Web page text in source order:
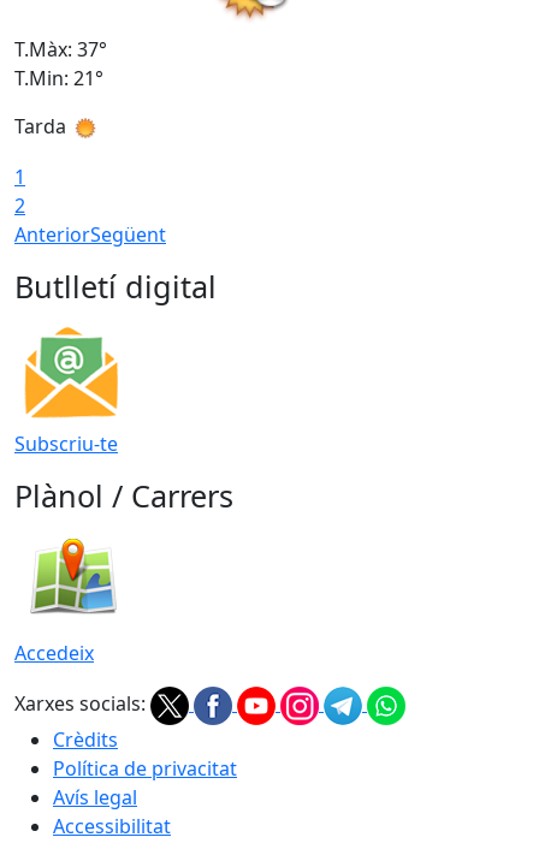
T.Màx: 37°
T.Min: 21°
Tarda
1
2
AnteriorSegüent
Butlletí digital
Subscriu-te
Plànol / Carrers
Accedeix
Xarxes socials:
Crèdits
Política de privacitat
Avís legal
Accessibilitat